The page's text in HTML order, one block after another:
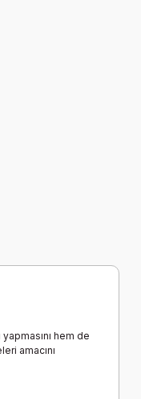
hem de
amacını